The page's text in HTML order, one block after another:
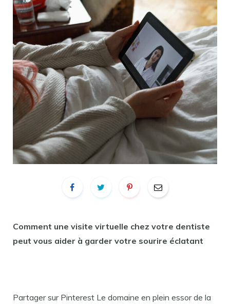
Comment une visite virtuelle chez votre dentiste
peut vous aider à garder votre sourire éclatant
Partager sur Pinterest Le domaine en plein essor de la